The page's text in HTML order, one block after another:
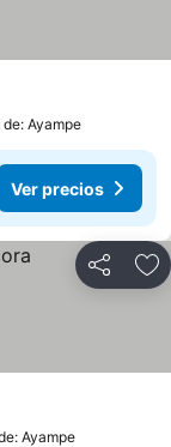
precios
Ayampe
Ver precios
Compartir
precios
Ayampe